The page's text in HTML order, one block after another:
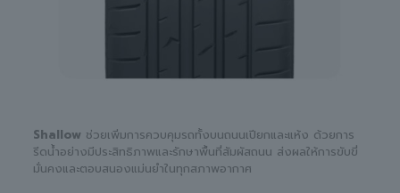
Shallowช่วยเพิ่มการควบคุมรถทั้งบนถนนเปียกและแห้ง ด้วยการ
รีดน้ำอย่างมีประสิทธิภาพและรักษาพื้นที่สัมผัสถนน ส่งผลให้การขับขี่
มั่นคงและตอบสนองแม่นยำในทุกสภาพอากาศ